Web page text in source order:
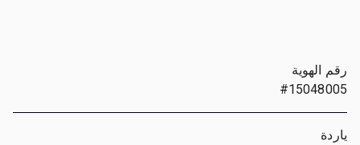
رقم الهوية
#15048005
ياردة